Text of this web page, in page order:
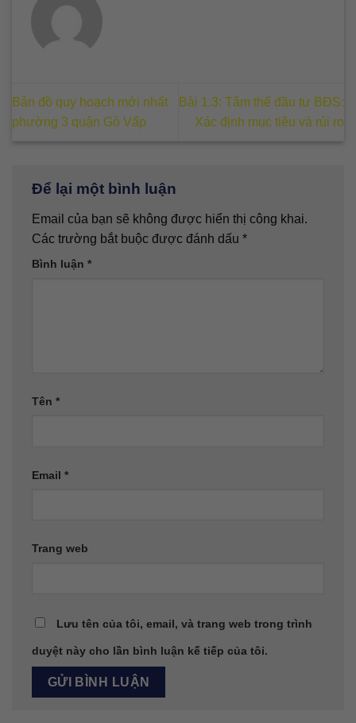
Bản đồ quy hoạch mới nhất
phường 3 quận Gò Vấp
Bài 1.3: Tâm thế đầu tư BĐS:
Xác định mục tiêu và rủi ro
Để lại một bình luận
Email của bạn sẽ không được hiển thị công khai.
Các trường bắt buộc được đánh dấu *
Bình luận *
Tên *
Email *
Trang web
Lưu tên của tôi, email, và trang web trong trình
duyệt này cho lần bình luận kế tiếp của tôi.